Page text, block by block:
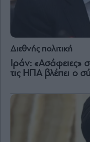
Διεθνής πολιτική
Ιράν: «Ασάφειες»
τις ΗΠΑ βλέπει o